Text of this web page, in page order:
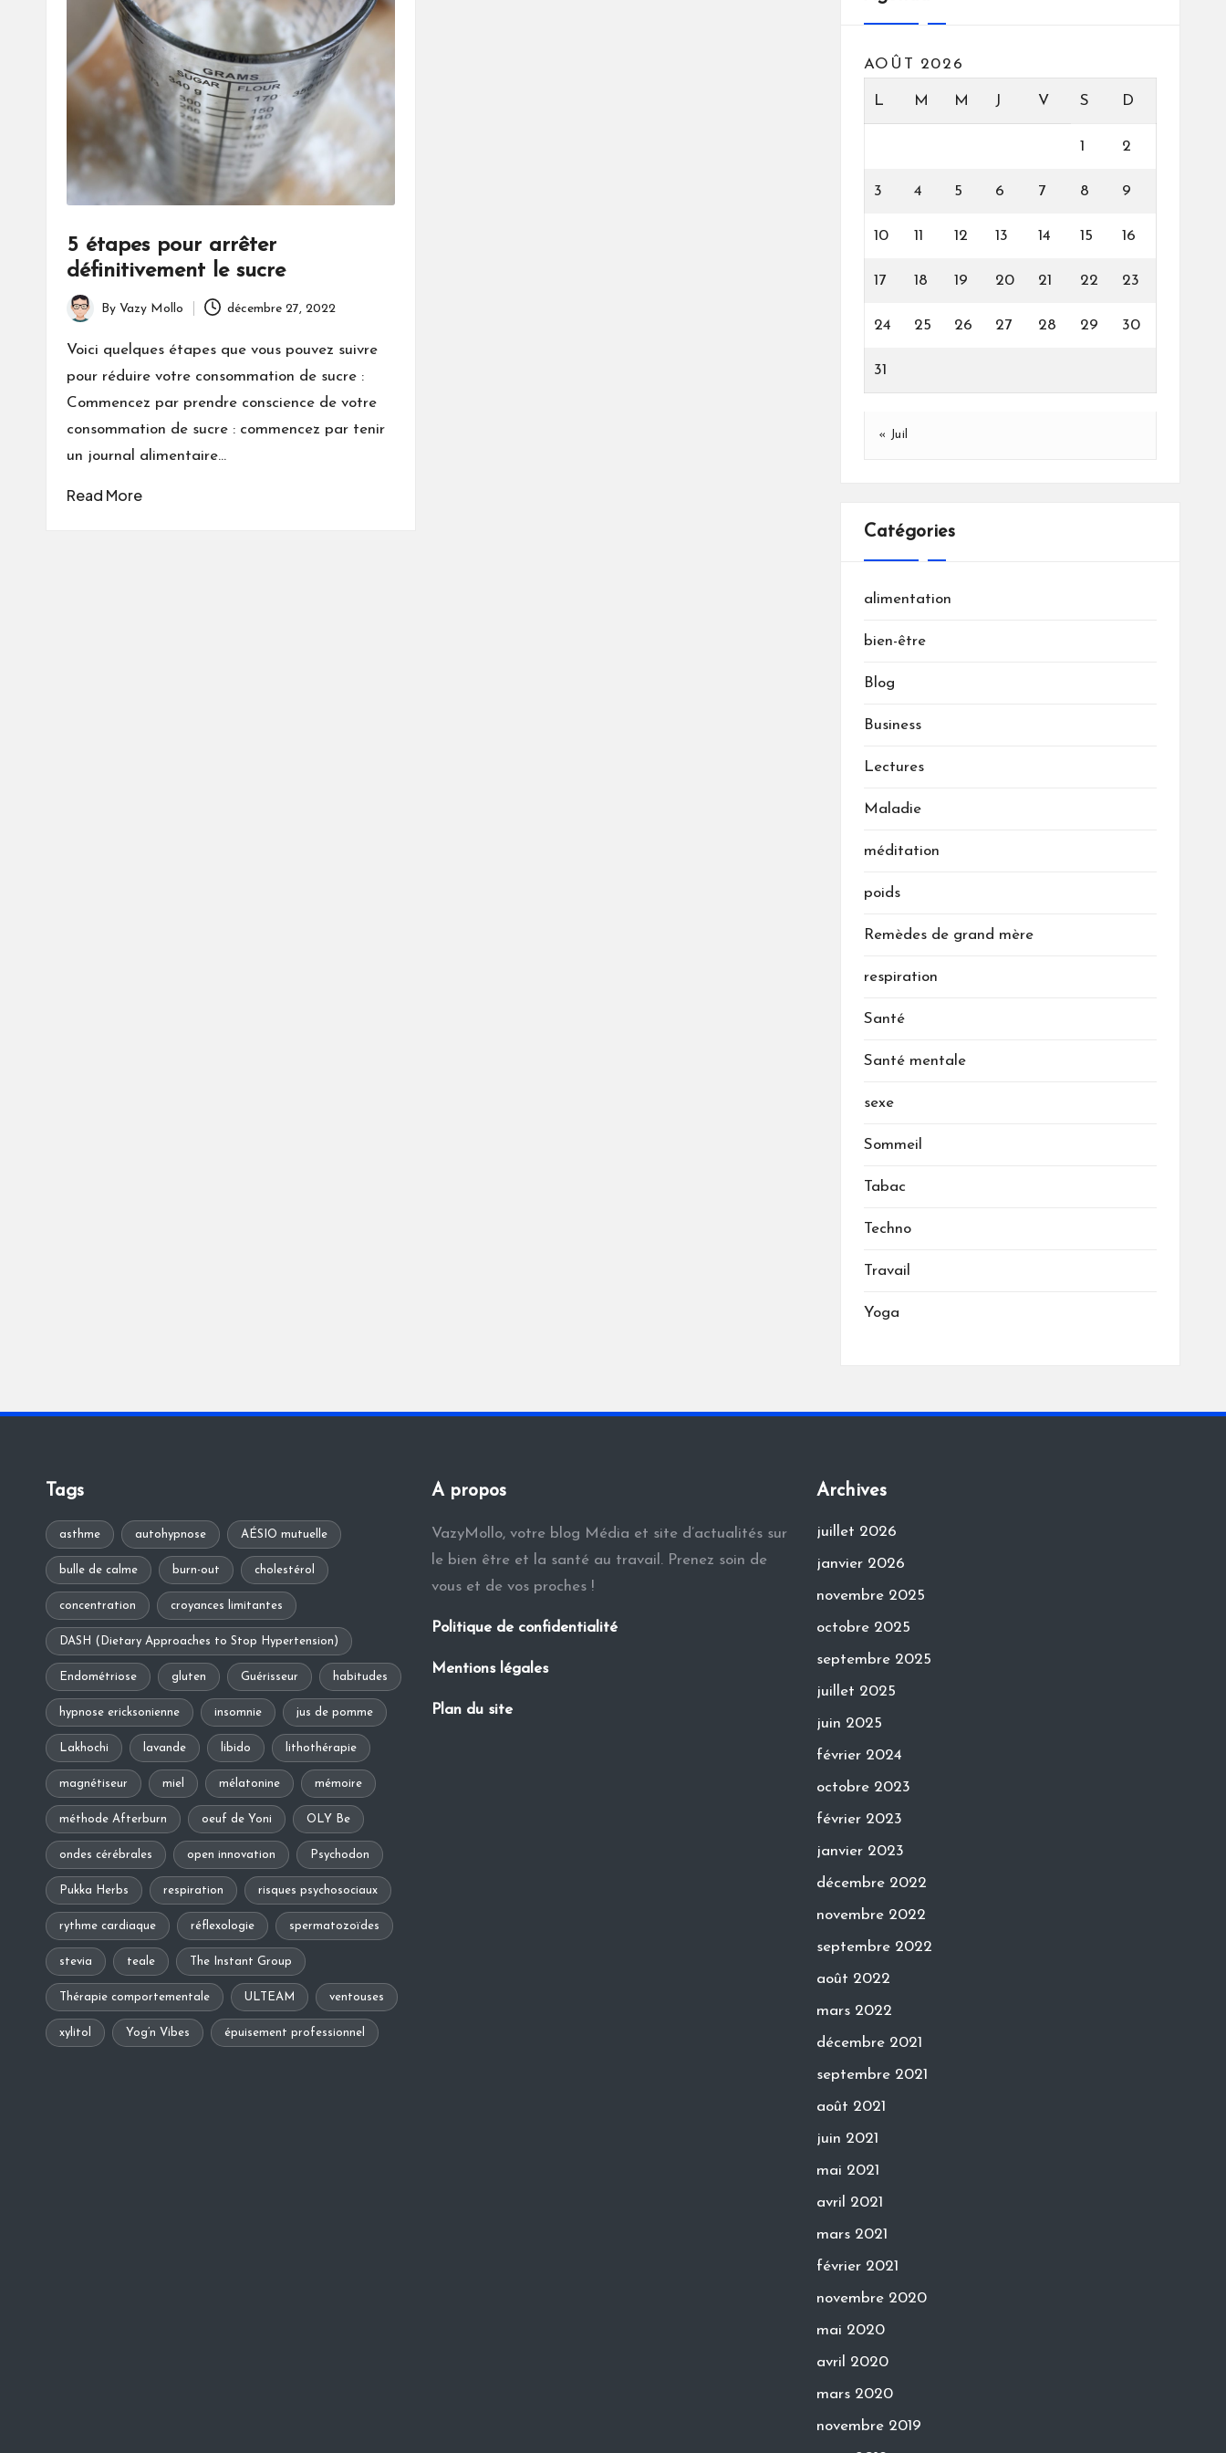
5 étapes pour arrêter
définitivement le sucre
Posted
by
By Vazy Mollo décembre 27, 2022
Voici quelques étapes que vous pouvez suivre
pour réduire votre consommation de sucre :
Commencez par prendre conscience de votre
consommation de sucre : commencez par tenir
un journal alimentaire…
Read More
AOÛT 2026
L M M J V S D
1 2
3 4 5 6 7 8 9
10 11 12 13 14 15 16
17 18 19 20 21 22 23
24 25 26 27 28 29 30
31
« Juil
Catégories
alimentation
bien-être
Blog
Business
Lectures
Maladie
méditation
poids
Remèdes de grand mère
respiration
Santé
Santé mentale
sexe
Sommeil
Tabac
Techno
Travail
Yoga
Tags
asthme autohypnose AÉSIO mutuelle
bulle de calme burn-out cholestérol
concentration croyances limitantes
DASH (Dietary Approaches to Stop Hypertension)
Endométriose gluten Guérisseur habitudes
hypnose ericksonienne insomnie jus de pomme
Lakhochi lavande libido lithothérapie
magnétiseur miel mélatonine mémoire
méthode Afterburn oeuf de Yoni OLY Be
ondes cérébrales open innovation Psychodon
Pukka Herbs respiration risques psychosociaux
rythme cardiaque réflexologie spermatozoïdes
stevia teale The Instant Group
Thérapie comportementale ULTEAM ventouses
xylitol Yog’n Vibes épuisement professionnel
A propos
VazyMollo, votre blog Média et site d’actualités sur
le bien être et la santé au travail. Prenez soin de
vous et de vos proches !
Politique de confidentialité
Mentions légales
Plan du site
Archives
juillet 2026
janvier 2026
novembre 2025
octobre 2025
septembre 2025
juillet 2025
juin 2025
février 2024
octobre 2023
février 2023
janvier 2023
décembre 2022
novembre 2022
septembre 2022
août 2022
mars 2022
décembre 2021
septembre 2021
août 2021
juin 2021
mai 2021
avril 2021
mars 2021
février 2021
novembre 2020
mai 2020
avril 2020
mars 2020
novembre 2019